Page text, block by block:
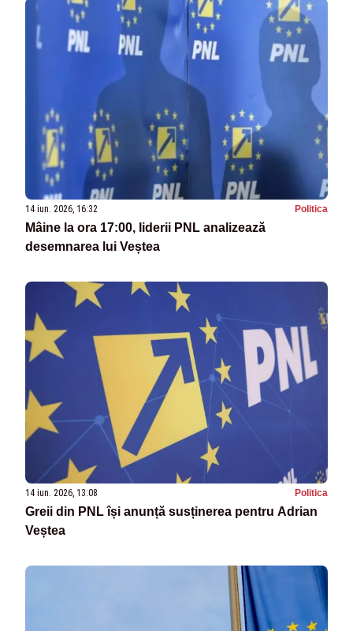
14 iun. 2026, 16:32 Politica
Mâine la ora 17:00, liderii PNL analizează
desemnarea lui Veștea
14 iun. 2026, 13:08 Politica
Greii din PNL își anunță susținerea pentru Adrian
Veștea